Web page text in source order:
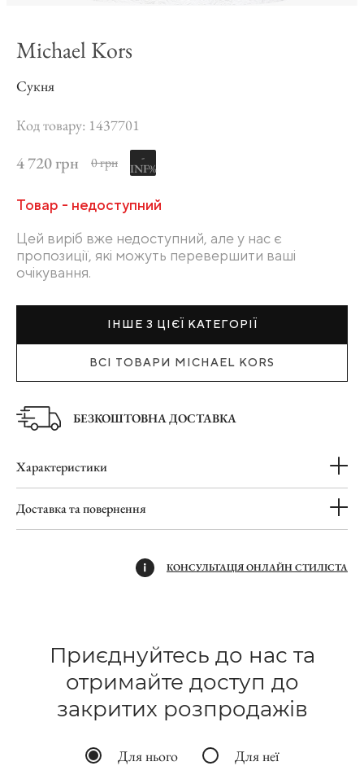
Michael Kors
Сукня
Код товару: 1437701
4 720 грн 0 грн -
INF%
Товар - недоступний
Цей виріб вже недоступний, але у нас є
пропозиції, які можуть перевершити ваші
очікування.
ІНШЕ З ЦІЄЇ КАТЕГОРІЇ
ВСІ ТОВАРИ MICHAEL KORS
БЕЗКОШТОВНА ДОСТАВКА
Характеристики
Доставка та повернення
КОНСУЛЬТАЦІЯ ОНЛАЙН СТИЛІСТА
Приєднуйтесь до нас та
отримайте доступ до
закритих розпродажів
Для нього Для неї